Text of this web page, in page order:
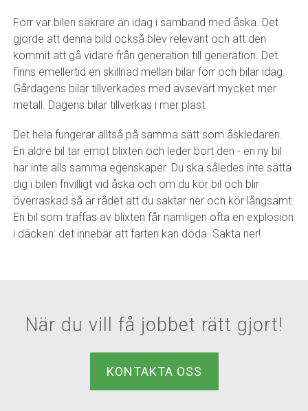
Förr var bilen säkrare än idag i samband med åska. Det
gjorde att denna bild också blev relevant och att den
kommit att gå vidare från generation till generation. Det
finns emellertid en skillnad mellan bilar förr och bilar idag.
Gårdagens bilar tillverkades med avsevärt mycket mer
metall. Dagens bilar tillverkas i mer plast.
Det hela fungerar alltså på samma sätt som åskledaren.
En äldre bil tar emot blixten och leder bort den - en ny bil
har inte alls samma egenskaper. Du ska således inte sätta
dig i bilen frivilligt vid åska och om du kör bil och blir
överraskad så är rådet att du saktar ner och kör långsamt.
En bil som träffas av blixten får nämligen ofta en explosion
i däcken: det innebär att farten kan döda. Sakta ner!
När du vill få jobbet rätt gjort!
KONTAKTA OSS